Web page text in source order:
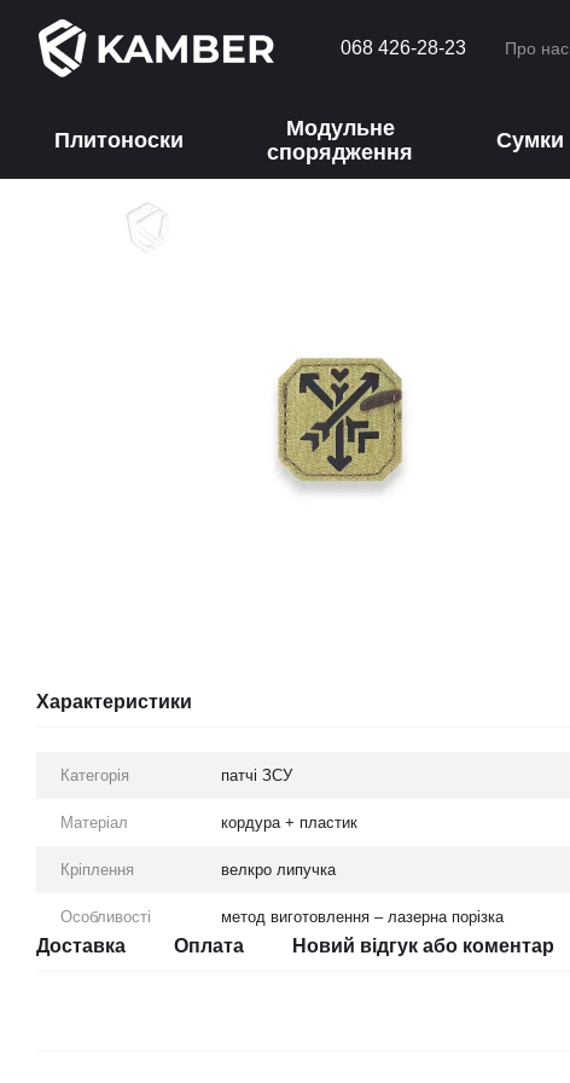
Перейти до основного контенту
068 426-28-23 Про нас
Плитоноски
Модульне
спорядження
Сумки
Характеристики
Категорія патчі ЗСУ
Матеріал кордура + пластик
Кріплення велкро липучка
Особливості метод виготовлення – лазерна порізка
Доставка Оплата Новий відгук або коментар